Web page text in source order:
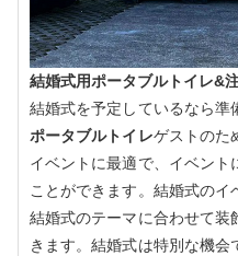
結婚式用ポータブルトイレ&
結婚式を予定しているなら準
ポータブルトイレゲストのた
イベントに最適で、イベント
ことができます。結婚式のイ
結婚式のテーマに合わせて装
きます。結婚式は特別な機